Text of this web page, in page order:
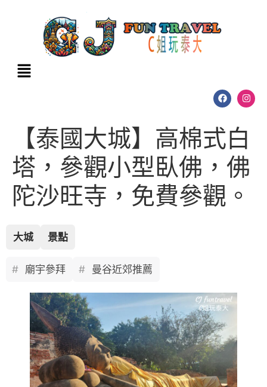
【泰國大城】高棉式白
塔，參觀小型臥佛，佛
陀沙旺寺，免費參觀。
大城 景點
廟宇參拜 曼谷近郊推薦